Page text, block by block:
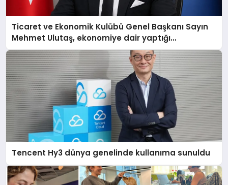
Ticaret ve Ekonomik Kulübü Genel Başkanı Sayın
Mehmet Ulutaş, ekonomiye dair yaptığı
açıklamada şunları kaydetti:
Tencent Hy3 dünya genelinde kullanıma sunuldu